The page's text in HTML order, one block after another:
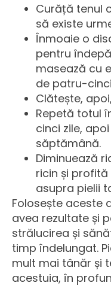
Curăță tenul
să existe
Înmoaie o
pentru
masează cu
de patru-
Clătește,
Repetă totul
cinci zile,
săptămână.
Diminuează
ricin și
asupra pielii
Folosește aceste
avea rezultate și
strălucirea și
timp îndelungat.
mult mai tânăr și
acestuia, în